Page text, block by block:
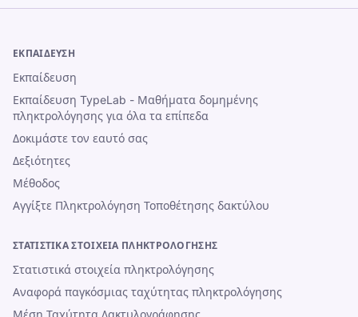
ΕΚΠΑΊΔΕΥΣΗ
Εκπαίδευση
Εκπαίδευση TypeLab - Μαθήματα δομημένης
πληκτρολόγησης για όλα τα επίπεδα
Δοκιμάστε τον εαυτό σας
Δεξιότητες
Μέθοδος
Αγγίξτε Πληκτρολόγηση Τοποθέτησης δακτύλου
ΣΤΑΤΙΣΤΙΚΆ ΣΤΟΙΧΕΊΑ ΠΛΗΚΤΡΟΛΌΓΗΣΗΣ
Στατιστικά στοιχεία πληκτρολόγησης
Αναφορά παγκόσμιας ταχύτητας πληκτρολόγησης
Μέση Ταχύτητα Δακτυλογράφησης